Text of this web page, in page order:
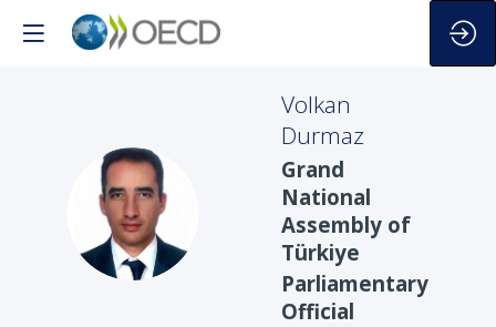
VD
Volkan
Durmaz
Grand
National
Assembly of
Türkiye
Parliamentary
Official